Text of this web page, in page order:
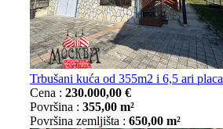
Trbušani kuća od 355m2 i 6,5 ari placa
Cena : 230.000,00 €
Površina : 355,00 m²
Površina zemljišta : 650,00 m²